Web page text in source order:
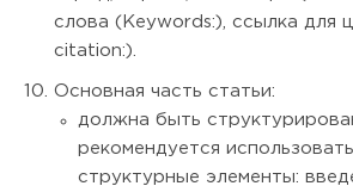
слова (Keywords:), ссылка для
citation:).
Основная часть статьи:
должна быть
рекомендуется
структурные элементы: